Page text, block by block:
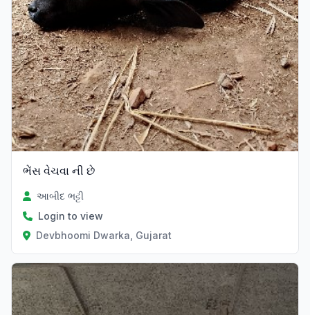
ભેંસ વેચવા ની છે
આબીદ ભટ્ટી
Login to view
Devbhoomi Dwarka, Gujarat
Verified